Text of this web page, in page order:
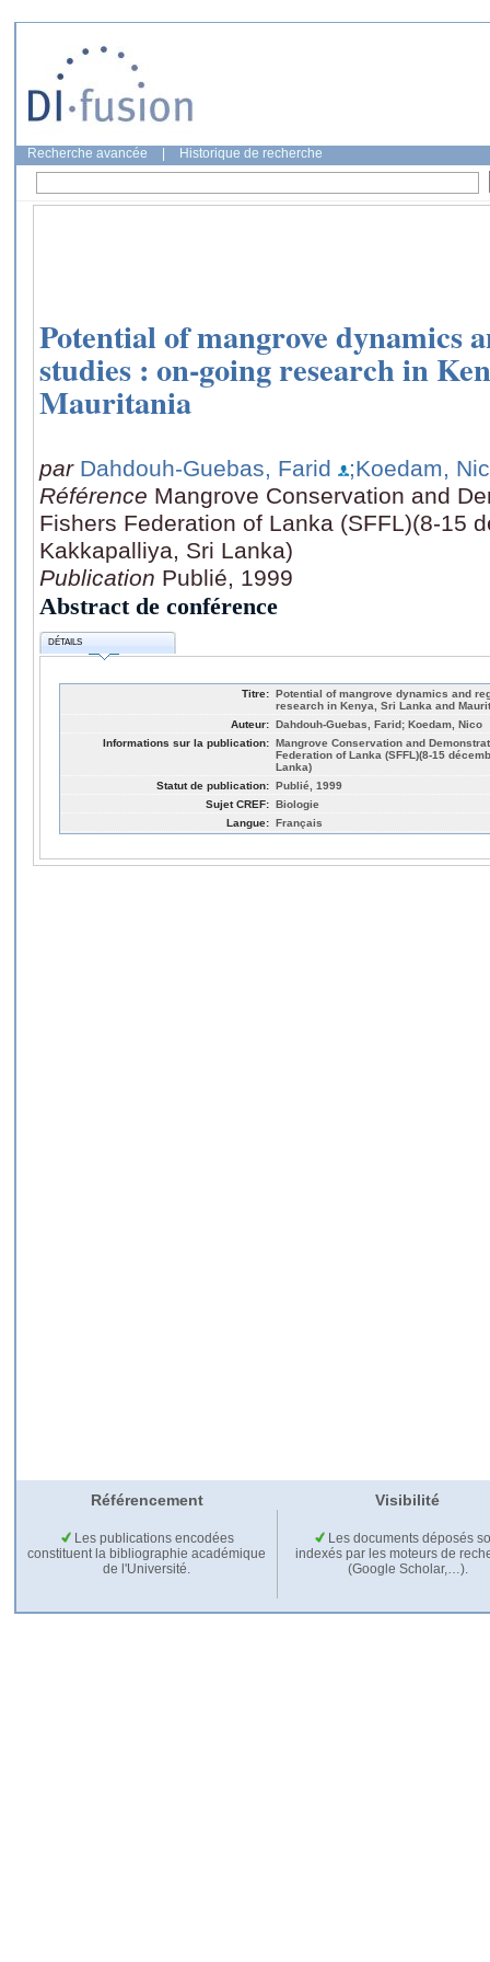
Recherche avancée Historique de recherche
Potential of mangrove dynamics
studies : on-going research in
Mauritania
par Dahdouh-Guebas, Farid
;Koedam,
Référence Mangrove Conservation and
Fishers Federation of Lanka (SFFL)(8-15
Kakkapalliya, Sri Lanka)
Publication Publié, 1999
Abstract de conférence
DÉTAILS
Titre: Potential of mangrove dynamics and
research in Kenya, Sri Lanka and
Auteur: Dahdouh-Guebas, Farid; Koedam, Nico
Informations sur la publication: Mangrove Conservation and
Federation of Lanka (SFFL)(8-15
Lanka)
Statut de publication: Publié, 1999
Sujet CREF: Biologie
Langue: Français
Référencement Visibilité
Les publications encodées
constituent la bibliographie académique
de l'Université.
Les documents déposés
indexés par les moteurs de
(Google Scholar,…).